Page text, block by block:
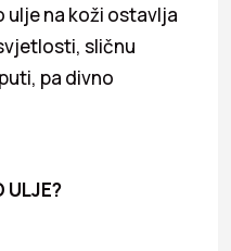
na koži ostavlja
sličnu
pa divno
ULJE?